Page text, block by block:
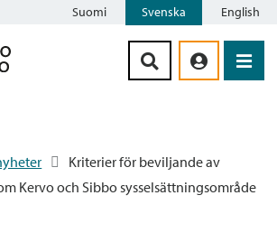
Suomi Svenska English
Kriterier för beviljande av
Kervo och Sibbo sysselsättningsområde